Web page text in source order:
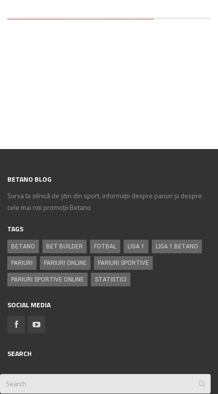
BETANO BLOG
Sursa ta zilnică de știri din sport, informații despre pariuri și despre
cele mai noi promoții Betano
TAGS
BETANO BET BUILDER FOTBAL LIGA 1 LIGA 1 BETANO
PARIURI PARIURI ONLINE PARIURI SPORTIVE
PARIURI SPORTIVE ONLINE STATISTICI
SOCIAL MEDIA
SEARCH